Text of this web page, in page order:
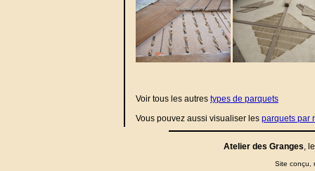
Voir tous les autres types de parquets
Vous pouvez aussi visualiser les parquets par
Atelier des Granges,
Site conçu,